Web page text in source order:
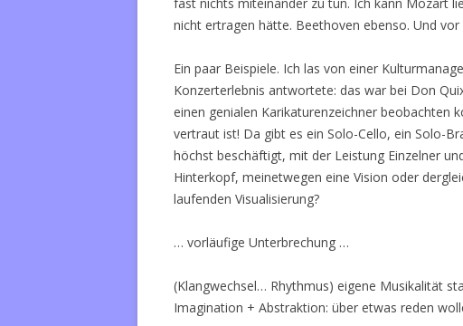
nicht ertragen hätte. Beethoven ebenso. Und vor
Ein paar Beispiele. Ich las von einer
Konzerterlebnis antwortete: das war bei Don
einen genialen Karikaturenzeichner beobachten
vertraut ist! Da gibt es ein Solo-Cello, ein Solo-
höchst beschäftigt, mit der Leistung Einzelner
Hinterkopf, meinetwegen eine Vision oder
laufenden Visualisierung?
… vorläufige Unterbrechung …
(Klangwechsel… Rhythmus) eigene Musikalität
Imagination + Abstraktion: über etwas reden